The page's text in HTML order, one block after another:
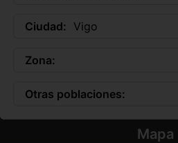
Ciudad: Vigo
Zona:
Otras poblaciones:
Mapa